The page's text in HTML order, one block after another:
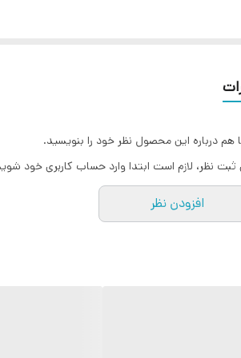
هم درباره این محصول نظر خود را بنویسید.
ثبت نظر، لازم است ابتدا وارد حساب کاربری خود
افزودن نظر